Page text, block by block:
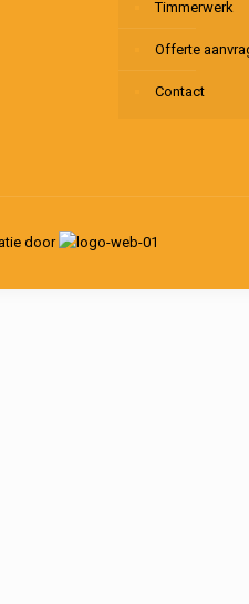
Timmerwerk
Offerte
Contact
door